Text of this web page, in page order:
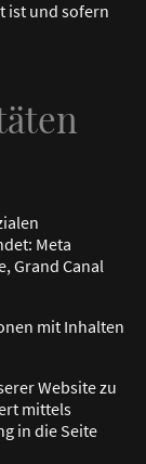
ist und sofern
Meta
Grand Canal
mit Inhalten
Website zu
mittels
in die Seite